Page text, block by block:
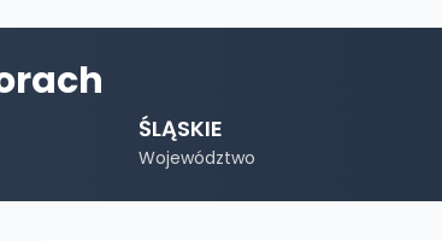
ŚLĄSKIE
Województwo